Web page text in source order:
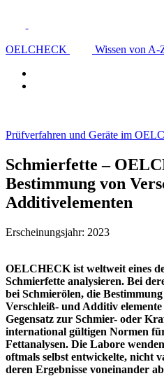
OELCHECK Wissen von A-
Prüfverfahren und Geräte im
Schmierfette –
Bestimmung von
Additivelementen
Erscheinungsjahr: 2023
OELCHECK ist weltweit eines
Schmierfette analysieren. Bei
bei Schmierölen, die
Verschleiß- und Additiv
Gegensatz zur Schmier- oder
international gültigen Normen
Fettanalysen. Die Labore
oftmals selbst entwickelte, nicht
deren Ergebnisse voneinander